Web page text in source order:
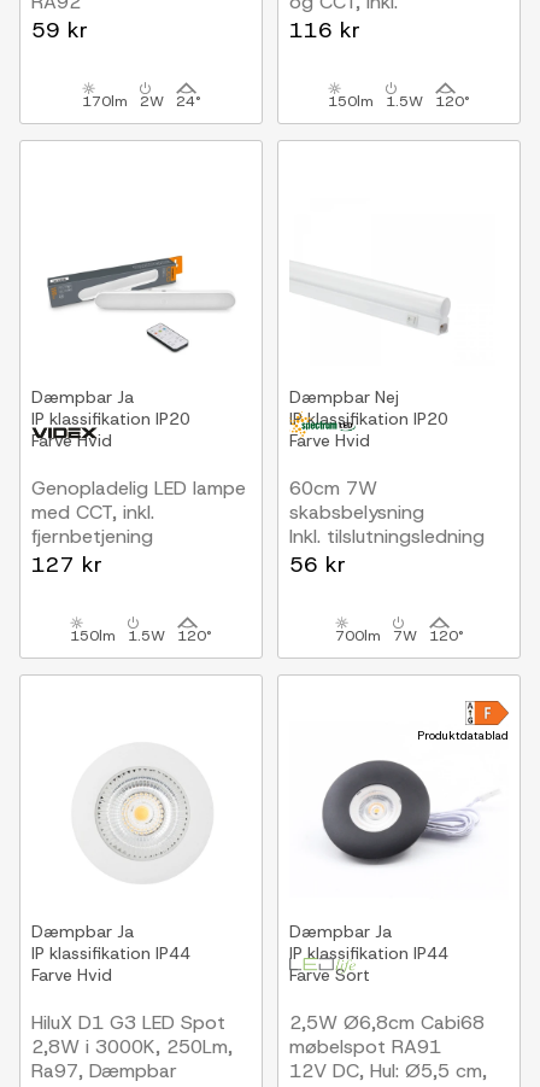
12V DC, Hul: Ø3,5 cm,
59 kr
170lm 2W 24°
fjernbetjening
116 kr
150lm 1.5W 120°
Dæmpbar Ja
IP klassifikation IP20
FarveHvid
Genopladelig LED lampe
med CCT, inkl.
fjernbetjening
127 kr
150lm 1.5W 120°
Dæmpbar Nej
IP klassifikation IP20
Farve Hvid
60cm 7W
skabsbelysning
Inkl. tilslutningsledning
56 kr
700lm 7W 120°
Dæmpbar Ja
IP klassifikation IP44
Farve Hvid
HiluX D1 G3 LED Spot
2,8W i 3000K, 250Lm,
Ra97, Dæmpbar
Produktdatablad
Dæmpbar Ja
IP klassifikation IP44
FarveSort
2,5W Ø6,8cm Cabi68
møbelspot RA91
12V DC, Hul: Ø5,5 cm,